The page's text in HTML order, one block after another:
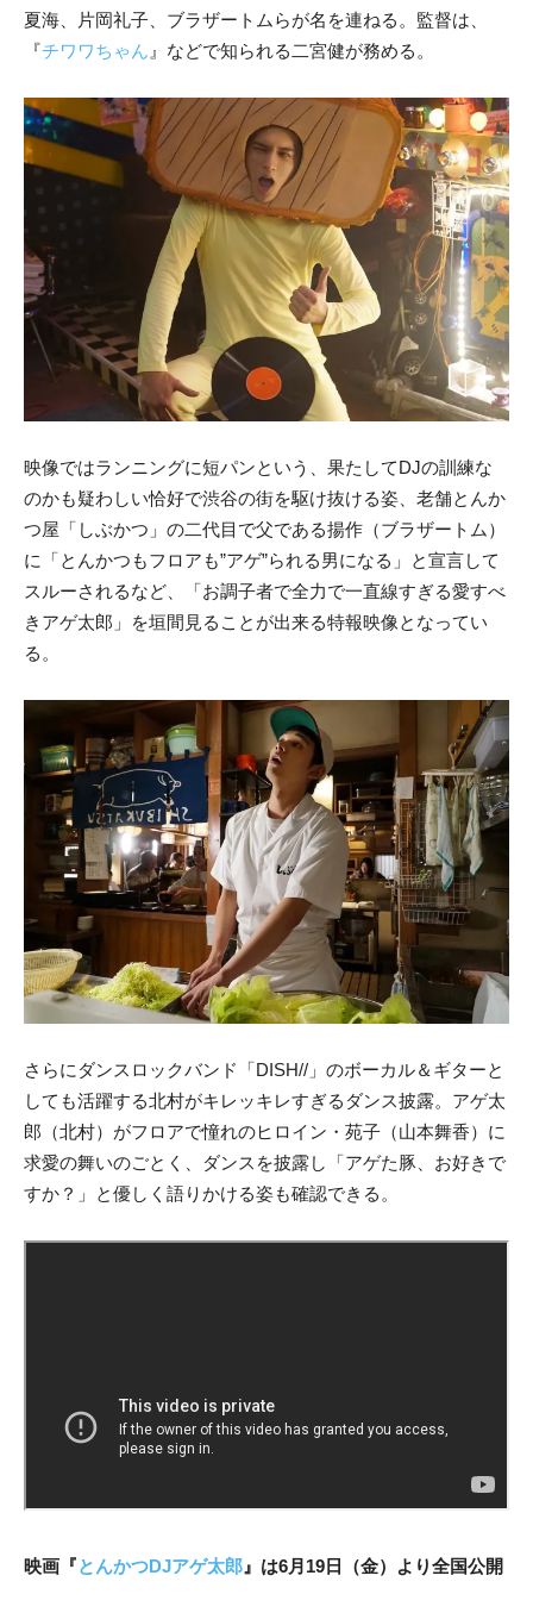
夏海、片岡礼子、ブラザートムらが名を連ねる。監督は、
『チワワちゃん 』などで知られる二宮健が務める。
映像ではランニングに短パンという、果たしてDJの訓練な
のかも疑わしい恰好で渋谷の街を駆け抜ける姿、老舗とんか
つ屋「しぶかつ」の二代目で父である揚作（ブラザートム）
に「とんかつもフロアも”アゲ”られる男になる」と宣言して
スルーされるなど、「お調子者で全力で一直線すぎる愛すべ
きアゲ太郎」を垣間見ることが出来る特報映像となってい
る。
さらにダンスロックバンド「DISH//」のボーカル＆ギターと
しても活躍する北村がキレッキレすぎるダンス披露。アゲ太
郎（北村）がフロアで憧れのヒロイン・苑子（山本舞香）に
求愛の舞いのごとく、ダンスを披露し「アゲた豚、お好きで
すか？」と優しく語りかける姿も確認できる。
映画『とんかつDJアゲ太郎 』は6月19日（金）より全国公開